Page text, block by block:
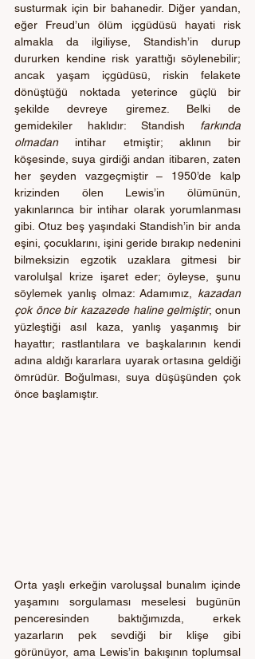
susturmak için bir bahanedir. Diğer yandan,
eğer Freud’un ölüm içgüdüsü hayati risk
almakla da ilgiliyse, Standish’in durup
dururken kendine risk yarattığı söylenebilir;
ancak yaşam içgüdüsü, riskin felakete
dönüştüğü noktada yeterince güçlü bir
şekilde devreye giremez. Belki de
gemidekiler haklıdır: Standish farkında
olmadan intihar etmiştir; aklının bir
köşesinde, suya girdiği andan itibaren, zaten
her şeyden vazgeçmiştir – 1950’de kalp
krizinden ölen Lewis’in ölümünün,
yakınlarınca bir intihar olarak yorumlanması
gibi. Otuz beş yaşındaki Standish’in bir anda
eşini, çocuklarını, işini geride bırakıp nedenini
bilmeksizin egzotik uzaklara gitmesi bir
varolulşal krize işaret eder; öyleyse, şunu
söylemek yanlış olmaz: Adamımız, kazadan
çok önce bir kazazede haline gelmiştir; onun
yüzleştiği asıl kaza, yanlış yaşanmış bir
hayattır; rastlantılara ve başkalarının kendi
adına aldığı kararlara uyarak ortasına geldiği
ömrüdür. Boğulması, suya düşüşünden çok
önce başlamıştır.
Orta yaşlı erkeğin varoluşsal bunalım içinde
yaşamını sorgulaması meselesi bugünün
penceresinden baktığımızda, erkek
yazarların pek sevdiği bir klişe gibi
görünüyor, ama Lewis’in bakışının toplumsal